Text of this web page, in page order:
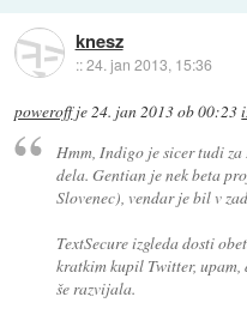
knesz
::24. jan 2013, 15:36
poweroffje24. jan 2013 ob 00:23
Hmm, Indigo je sicer tudi
dela. Gentian je nek beta
Slovenec), vendar je bil v
TextSecure izgleda dosti
kratkim kupil Twitter, upam,
še razvijala.